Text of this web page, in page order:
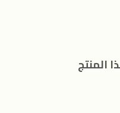
المنتج